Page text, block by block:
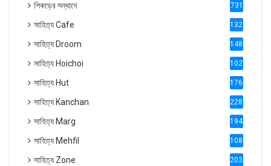
শিকড়ের সন্ধানে 731
সাহিত্য Cafe 1321
সাহিত্য Droom 1488
সাহিত্য Hoichoi 1027
সাহিত্য Hut 1769
সাহিত্য Kanchan 2287
সাহিত্য Marg 1947
সাহিত্য Mehfil 1088
সাহিত্য Zone 2035